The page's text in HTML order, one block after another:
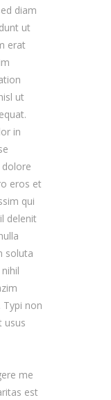
diam
ut
erat
ut
in
eros et
qui
delenit
soluta
Typi non
usus
me
est